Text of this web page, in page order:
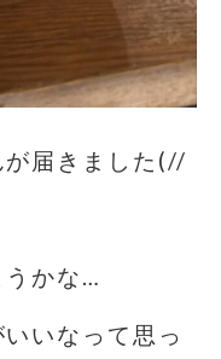
が届きました(//
うかな…
いなって思っ